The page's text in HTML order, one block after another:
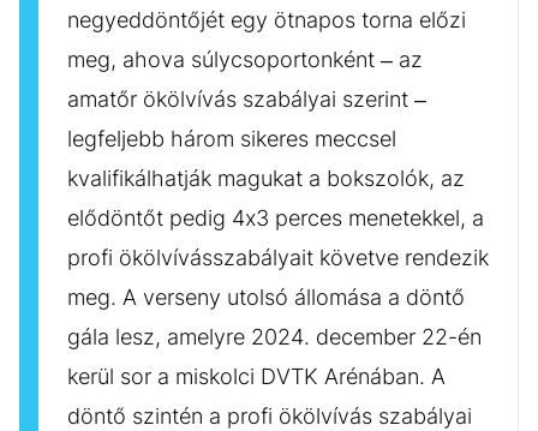
negyeddöntőjét egy ötnapos torna előzi
meg, ahova súlycsoportonként – az
amatőr ökölvívás szabályai szerint –
legfeljebb három sikeres meccsel
kvalifikálhatják magukat a bokszolók, az
elődöntőt pedig 4x3 perces menetekkel, a
profi ökölvívásszabályait követve rendezik
meg. A verseny utolsó állomása a döntő
gála lesz, amelyre 2024. december 22-én
kerül sor a miskolci DVTK Arénában. A
döntő szintén a profi ökölvívás szabályai